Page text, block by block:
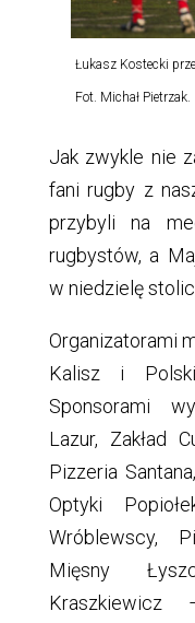
Łukasz Kostecki
Fot. Michał Pietrzak.
Jak zwykle nie
fani rugby z
przybyli na
rugbystów, a
w niedzielę
Organizatorami
Kalisz i
Sponsorami
Lazur, Zakład
Pizzeria
Optyki
Wróblewscy,
Mięsny
Kraszkiewicz